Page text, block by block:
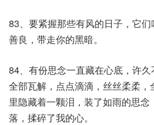
83、要紧握那些有风的日子，它
善良，带走你的黑暗。
84、有份思念一直藏在心底，许
全部瓦解，点点滴滴，丝丝柔柔
里隐藏着一颗泪，装了如雨的思
落，揉碎了我的心。